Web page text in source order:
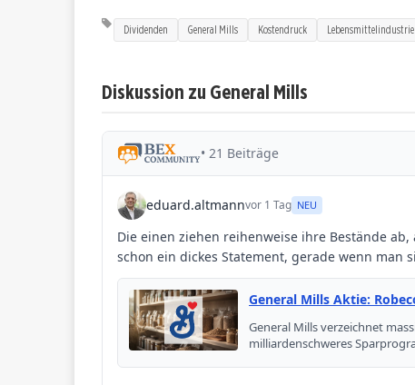
Dividenden General Mills Kostendruck Lebensmittelindustrie
Diskussion zu General Mills